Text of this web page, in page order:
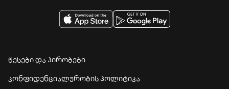
წესები და პირობები
კონფიდენციალურობის პოლიტიკა